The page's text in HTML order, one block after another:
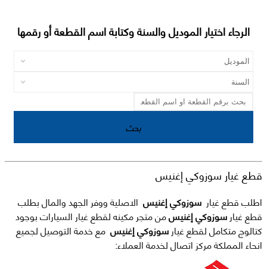
الرجاء اختيار الموديل والسنة وكتابة اسم القطعة أو رقمها
بحث
قطع غيار سوزوكي إغنيس
اطلب قطع غيار
الاصلية ووفر الجهد والمال بطلب
قطع غيار سوزوكي إغنيسمن متجر مكينه لقطع غيار السيارات بوجود
كتالوج متكامل لقطع غيار سوزوكي إغنيس مع خدمة التوصيل لجميع
انحاء المملكة مركز اتصال لخدمة العملاء: